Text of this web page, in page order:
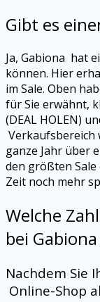
Gibt es
Ja, Gabiona hat
können. Hier
im Sale. Oben
für Sie erwähnt,
(DEAL HOLEN)
Verkaufsbereich
ganze Jahr über
den größten Sale
Zeit noch mehr
Welche
bei Gabiona
Nachdem Sie
Online-Shop